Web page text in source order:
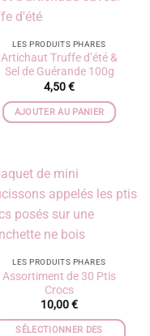
LES PRODUITS PHARES
Artichaut Truffe d’été &
Sel de Guérande 100g
4,50€
AJOUTER AU PANIER
LES PRODUITS PHARES
Assortiment de 30 Ptis
Crocs
10,00€
SÉLECTIONNER DES